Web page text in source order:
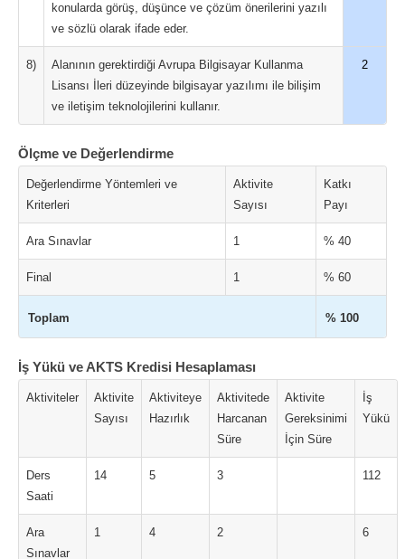
konularda görüş, düşünce ve çözüm önerilerini yazılı
ve sözlü olarak ifade eder.
8)
Alanının gerektirdiği Avrupa Bilgisayar Kullanma
Lisansı İleri düzeyinde bilgisayar yazılımı ile bilişim
ve iletişim teknolojilerini kullanır.
2
Ölçme ve Değerlendirme
Değerlendirme Yöntemleri ve
Kriterleri
Aktivite
Sayısı
Katkı
Payı
Ara Sınavlar 1 % 40
Final 1 % 60
Toplam % 100
İş Yükü ve AKTS Kredisi Hesaplaması
Aktiviteler
Aktivite
Sayısı
Aktiviteye
Hazırlık
Aktivitede
Harcanan
Süre
Aktivite
Gereksinimi
İçin Süre
İş
Yükü
Ders
Saati
14 5 3 112
Ara
Sınavlar
1 4 2 6